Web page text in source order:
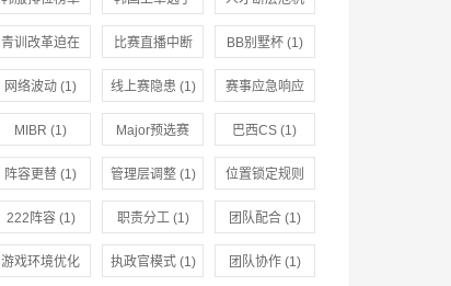
(1) (1) (1)
青训改革迫在
眉睫 (1)
比赛直播中断
(1)
BB别墅杯(1)
网络波动 (1) 线上赛隐患 (1) 赛事应急响应
MIBR (1) Major预选赛 巴西CS (1)
阵容更替 (1) 管理层调整(1) 位置锁定规则
(1)
222阵容(1) 职责分工(1) 团队配合(1)
游戏环境优化 执政官模式(1) 团队协作(1)